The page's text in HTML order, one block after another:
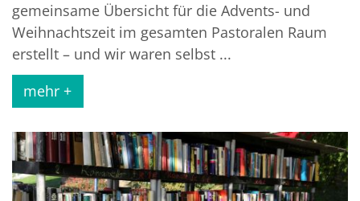
gemeinsame Übersicht für die Advents- und
Weihnachtszeit im gesamten Pastoralen Raum
erstellt – und wir waren selbst ...
mehr +